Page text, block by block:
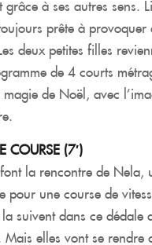
grâce à ses autres sens.
prête à provoquer
deux petites filles
de 4 courts
de Noël, avec
COURSE (7′)
la rencontre de Nela,
pour une course de
suivent dans ce dédale
Mais elles vont se rendre